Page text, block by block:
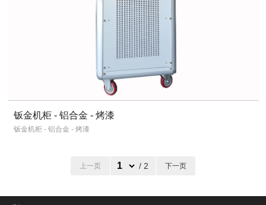
钣金机柜 - 铝合金 - 烤漆
钣金机柜 - 铝合金 - 烤漆
上一页 / 2 下一页